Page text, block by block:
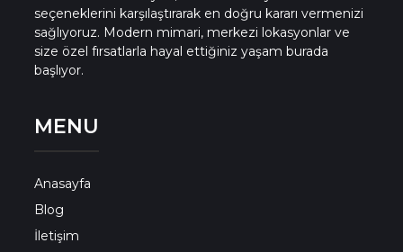
Bingöl Konut Projeleri
Bitlis Konut Projeleri
Bolu Konut Projeleri
Burdur Konut Projeleri
Bursa Konut Projeleri
seçeneklerini karşılaştırarak en doğru kararı vermenizi
sağlıyoruz. Modern mimari, merkezi lokasyonlar ve
size özel fırsatlarla hayal ettiğiniz yaşam burada
başlıyor.
MENU
Anasayfa
Blog
İletişim